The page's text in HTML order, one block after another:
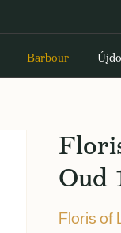
Barbour
Oud
Floris of